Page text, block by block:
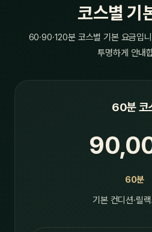
코스별 기
60·90·120분 코스별 기본 요금입
투명하게 안내
60분 코
60분
기본 컨디션·릴